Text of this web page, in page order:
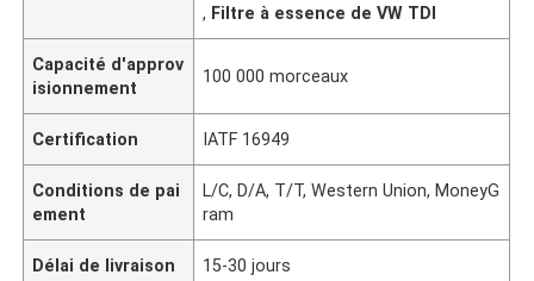
, Filtre à essence de VW TDI
Capacité d'approv
isionnement
100 000 morceaux
Certification IATF 16949
Conditions de pai
ement
L/C, D/A, T/T, Western Union, MoneyG
ram
Délai de livraison 15-30 jours